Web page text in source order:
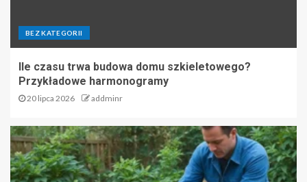
BEZ KATEGORII
Ile czasu trwa budowa domu szkieletowego?
Przykładowe harmonogramy
20 lipca 2026 addminr